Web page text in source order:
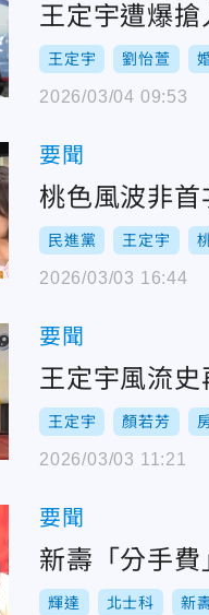
王定宇遭爆
王定宇 劉怡萱
2026/03/04 09:53
要聞
桃色風波非
民進黨 王定宇
2026/03/03 16:44
要聞
王定宇風流
王定宇 顏若芳
2026/03/03 11:21
要聞
新壽「分手
輝達 北士科 新